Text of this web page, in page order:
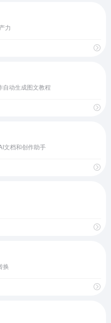
力
自动生成图文教程
文档和创作助手
换